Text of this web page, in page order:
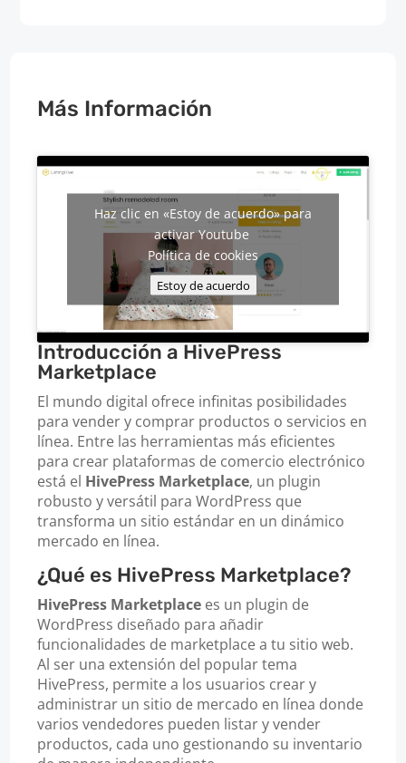
Más Información
Haz clic en «Estoy de acuerdo» para
activar Youtube
Política de cookies
Estoy de acuerdo
Introducción a HivePress
Marketplace
El mundo digital ofrece infinitas posibilidades
para vender y comprar productos o servicios en
línea. Entre las herramientas más eficientes
para crear plataformas de comercio electrónico
está el HivePress Marketplace, un plugin
robusto y versátil para WordPress que
transforma un sitio estándar en un dinámico
mercado en línea.
¿Qué es HivePress Marketplace?
HivePress Marketplace es un plugin de
WordPress diseñado para añadir
funcionalidades de marketplace a tu sitio web.
Al ser una extensión del popular tema
HivePress, permite a los usuarios crear y
administrar un sitio de mercado en línea donde
varios vendedores pueden listar y vender
productos, cada uno gestionando su inventario